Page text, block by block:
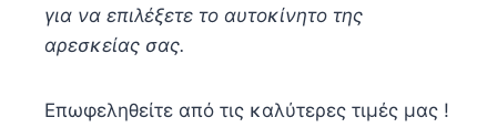
για να επιλέξετε το αυτοκίνητο της
αρεσκείας σας.
Επωφεληθείτε από τις καλύτερες τιμές μας !